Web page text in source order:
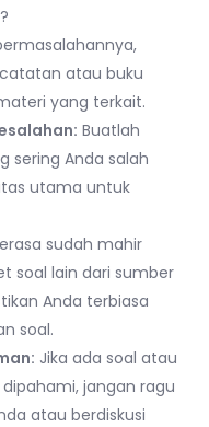
atau buku
yang terkait.
Buatlah
sering Anda salah
utama untuk
sudah mahir
soal lain dari sumber
Anda terbiasa
soal.
Jika ada soal atau
jangan ragu
atau berdiskusi